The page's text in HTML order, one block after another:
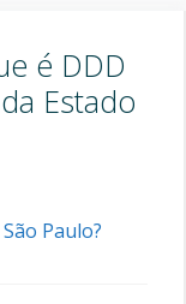
é DDD
Estado
Paulo?